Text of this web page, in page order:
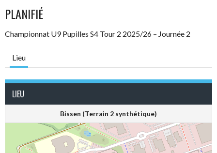
PLANIFIÉ
Championnat U9 Pupilles S4 Tour 2 2025/26 – Journée 2
Lieu
LIEU
Bissen (Terrain 2 synthétique)